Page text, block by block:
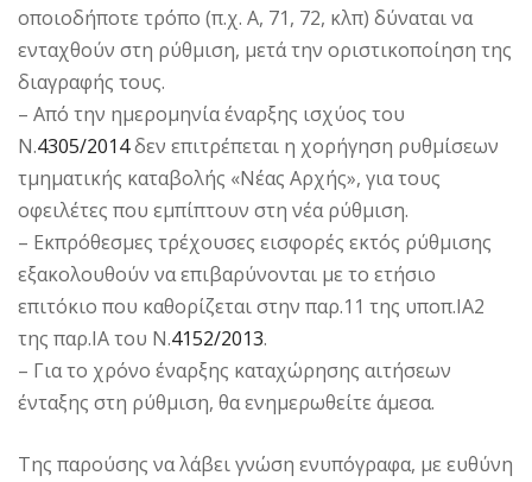
οποιοδήποτε τρόπο (π.χ. Α, 71, 72, κλπ) δύναται να
ενταχθούν στη ρύθμιση, μετά την οριστικοποίηση της
διαγραφής τους.
– Από την ημερομηνία έναρξης ισχύος του
Ν.4305/2014δεν επιτρέπεται η χορήγηση ρυθμίσεων
τμηματικής καταβολής «Νέας Αρχής», για τους
οφειλέτες που εμπίπτουν στη νέα ρύθμιση.
– Εκπρόθεσμες τρέχουσες εισφορές εκτός ρύθμισης
εξακολουθούν να επιβαρύνονται με το ετήσιο
επιτόκιο που καθορίζεται στην παρ.11 της υποπ.ΙΑ2
της παρ.ΙΑ του Ν.4152/2013.
– Για το χρόνο έναρξης καταχώρησης αιτήσεων
ένταξης στη ρύθμιση, θα ενημερωθείτε άμεσα.
Της παρούσης να λάβει γνώση ενυπόγραφα, με ευθύνη